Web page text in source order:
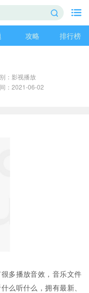
攻略 排行榜
：影视播放
：2021-06-02
多播放音效，音乐文件
么听什么，拥有最新、